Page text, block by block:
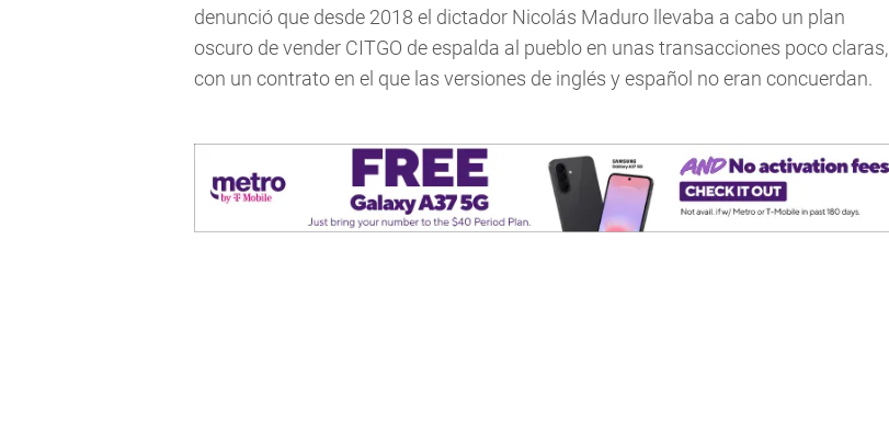
denunció que desde 2018 el dictador Nicolás Maduro llevaba a cabo un plan
oscuro de vender CITGO de espalda al pueblo en unas transacciones poco claras,
con un contrato en el que las versiones de inglés y español no eran concuerdan.